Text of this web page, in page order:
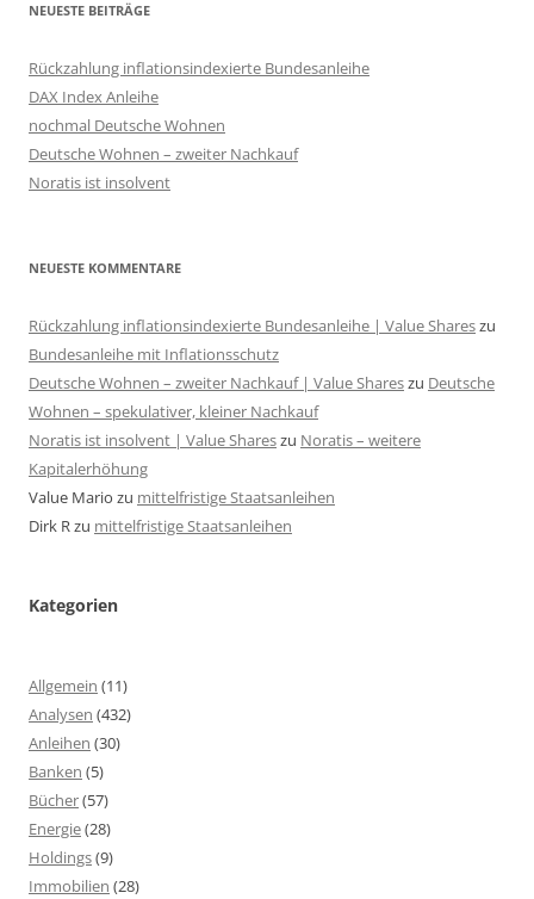
NEUESTE BEITRÄGE
Rückzahlung inflationsindexierte Bundesanleihe
DAX Index Anleihe
nochmal Deutsche Wohnen
Deutsche Wohnen – zweiter Nachkauf
Noratis ist insolvent
NEUESTE KOMMENTARE
Rückzahlung inflationsindexierte Bundesanleihe | Value Shareszu
Bundesanleihe mit Inflationsschutz
Deutsche Wohnen – zweiter Nachkauf | Value Shareszu Deutsche
Wohnen – spekulativer, kleiner Nachkauf
Noratis ist insolvent | Value Shareszu Noratis – weitere
Kapitalerhöhung
Value Mario zu mittelfristige Staatsanleihen
Dirk Rzu mittelfristige Staatsanleihen
Kategorien
Allgemein (11)
Analysen (432)
Anleihen (30)
Banken (5)
Bücher(57)
Energie(28)
Holdings(9)
Immobilien (28)